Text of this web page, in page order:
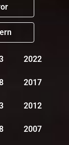
2022
2017
2012
2007